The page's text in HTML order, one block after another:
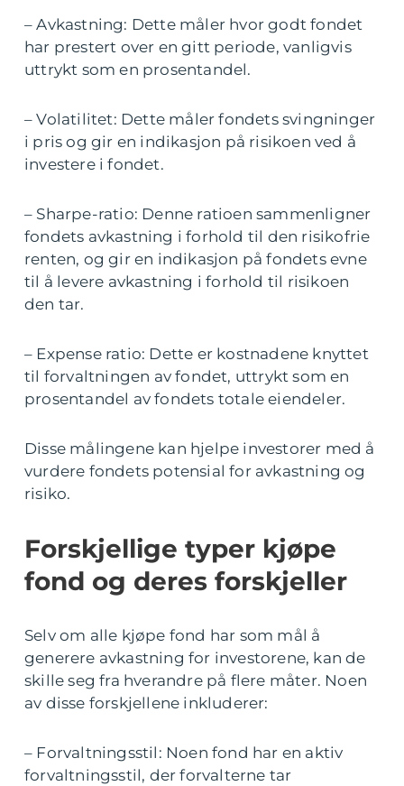
– Avkastning: Dette måler hvor godt fondet
har prestert over en gitt periode, vanligvis
uttrykt som en prosentandel.
– Volatilitet: Dette måler fondets svingninger
i pris og gir en indikasjon på risikoen ved å
investere i fondet.
– Sharpe-ratio: Denne ratioen sammenligner
fondets avkastning i forhold til den risikofrie
renten, og gir en indikasjon på fondets evne
til å levere avkastning i forhold til risikoen
den tar.
– Expense ratio: Dette er kostnadene knyttet
til forvaltningen av fondet, uttrykt som en
prosentandel av fondets totale eiendeler.
Disse målingene kan hjelpe investorer med å
vurdere fondets potensial for avkastning og
risiko.
Forskjellige typer kjøpe
fond og deres forskjeller
Selv om alle kjøpe fond har som mål å
generere avkastning for investorene, kan de
skille seg fra hverandre på flere måter. Noen
av disse forskjellene inkluderer:
– Forvaltningsstil: Noen fond har en aktiv
forvaltningsstil, der forvalterne tar